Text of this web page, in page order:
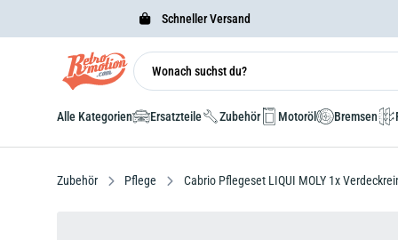
Schneller Versand
Alle Kategorien Ersatzteile Zubehör Motoröl Bremsen
Zubehör Pflege Cabrio Pflegeset LIQUI MOLY 1x